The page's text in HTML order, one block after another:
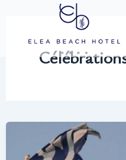
contenu